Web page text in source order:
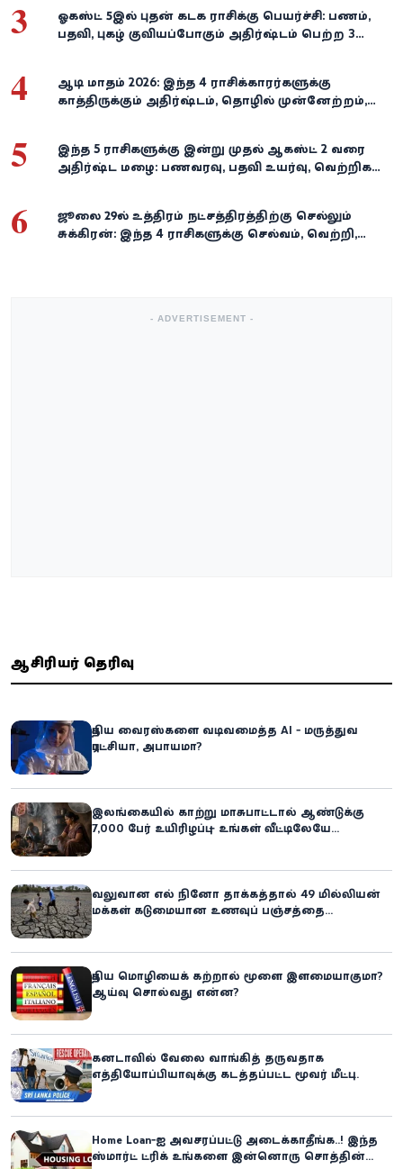
3
ஓகஸ்ட் 5இல் புதன் கடக ராசிக்கு பெயர்ச்சி: பணம்,
பதவி, புகழ் குவியப்போகும் அதிர்ஷ்டம் பெற்ற 3
4
ஆடி மாதம் 2026: இந்த 4 ராசிக்காரர்களுக்கு
காத்திருக்கும் அதிர்ஷ்டம், தொழில் முன்னேற்றம்,
5
இந்த 5 ராசிகளுக்கு இன்று முதல் ஆகஸ்ட் 2 வரை
அதிர்ஷ்ட மழை: பணவரவு, பதவி உயர்வு, வெற்றிகள்
6
ஜூலை 29-ல் உத்திரம் நட்சத்திரத்திற்கு செல்லும்
சுக்கிரன்: இந்த 4 ராசிகளுக்கு செல்வம், வெற்றி,
- ADVERTISEMENT -
ஆசிரியர் தெரிவு
புதிய வைரஸ்களை வடிவமைத்த AI - மருத்துவ
புரட்சியா, அபாயமா?
இலங்கையில் காற்று மாசுபாட்டால் ஆண்டுக்கு
7,000 பேர் உயிரிழப்பு – உங்கள் வீட்டிலேயே
வலுவான எல் நினோ தாக்கத்தால் 49 மில்லியன்
மக்கள் கடுமையான உணவுப் பஞ்சத்தை
புதிய மொழியைக் கற்றால் மூளை இளமையாகுமா?
ஆய்வு சொல்வது என்ன?
கனடாவில் வேலை வாங்கித் தருவதாக
எத்தியோப்பியாவுக்கு கடத்தப்பட்ட மூவர் மீட்பு:
Home Loan-ஐ அவசரப்பட்டு அடைக்காதீங்க..! இந்த
ஸ்மார்ட் ட்ரிக் உங்களை இன்னொரு சொத்தின்